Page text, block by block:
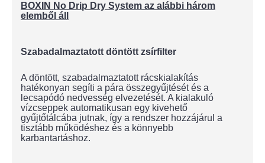
BOXIN No Drip Dry System az alábbi három
elemből áll
Szabadalmaztatott döntött zsírfilter
A döntött, szabadalmaztatott rácskialakítás
hatékonyan segíti a pára összegyűjtését és a
lecsapódó nedvesség elvezetését. A kialakuló
vízcseppek automatikusan egy kivehető
gyűjtőtálcába jutnak, így a rendszer hozzájárul a
tisztább működéshez és a könnyebb
karbantartáshoz.